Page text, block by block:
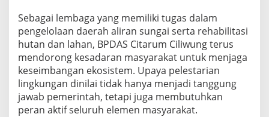
Sebagai lembaga yang memiliki tugas dalam
pengelolaan daerah aliran sungai serta rehabilitasi
hutan dan lahan, BPDAS Citarum Ciliwung terus
mendorong kesadaran masyarakat untuk menjaga
keseimbangan ekosistem. Upaya pelestarian
lingkungan dinilai tidak hanya menjadi tanggung
jawab pemerintah, tetapi juga membutuhkan
peran aktif seluruh elemen masyarakat.